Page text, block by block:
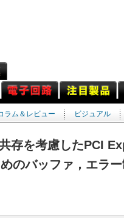
ラム＆レビュー ビジュアル
存を考慮したPCI
のバッファ，エラー